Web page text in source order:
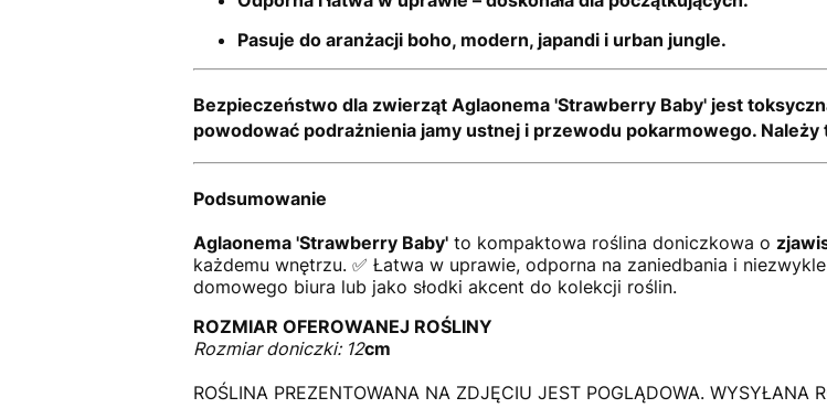
Pasuje do aranżacji boho, modern, japandi i urban jungle.
Bezpieczeństwo dla zwierząt Aglaonema 'Strawberry Baby' jest
powodować podrażnienia jamy ustnej i przewodu pokarmowego. Należy
Podsumowanie
Aglaonema 'Strawberry Baby'to kompaktowa roślina doniczkowa o
każdemu wnętrzu. ✅ Łatwa w uprawie, odporna na zaniedbania i
domowego biura lub jako słodki akcent do kolekcji roślin.
ROZMIAR OFEROWANEJ ROŚLINY
Rozmiar doniczki: 12cm
ROŚLINA PREZENTOWANA NA ZDJĘCIU JEST POGLĄDOWA. WYSYŁANA